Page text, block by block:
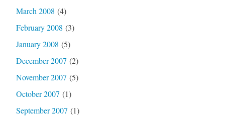
March 2008 (4)
February 2008 (3)
January 2008 (5)
December 2007 (2)
November 2007 (5)
October 2007 (1)
September 2007 (1)